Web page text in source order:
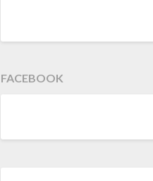
FACEBOOK